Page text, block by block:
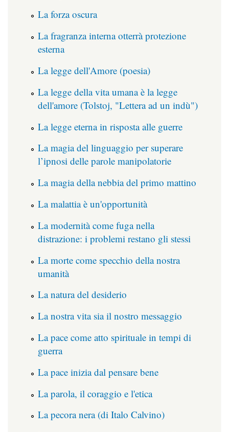
La forza oscura
La fragranza interna otterrà protezione
esterna
La legge dell'Amore (poesia)
La legge della vita umana è la legge
dell'amore (Tolstoj, "Lettera ad un indù")
La legge eterna in risposta alle guerre
La magia del linguaggio per superare
l’ipnosi delle parole manipolatorie
La magia della nebbia del primo mattino
La malattia è un'opportunità
La modernità come fuga nella
distrazione: i problemi restano gli stessi
La morte come specchio della nostra
umanità
La natura del desiderio
La nostra vita sia il nostro messaggio
La pace come atto spirituale in tempi di
guerra
La pace inizia dal pensare bene
La parola, il coraggio e l'etica
La pecora nera (di Italo Calvino)